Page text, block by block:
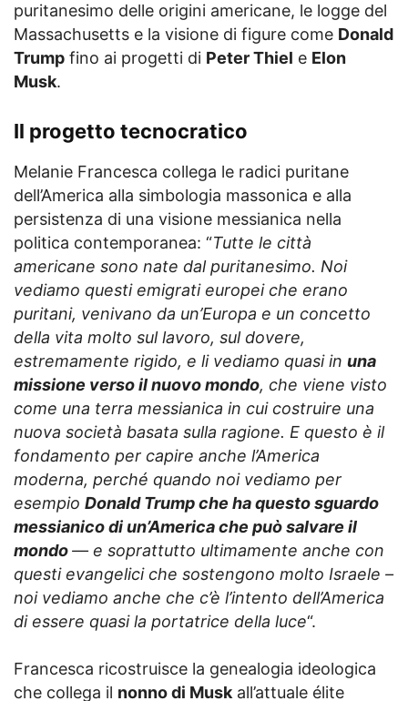
puritanesimo delle origini americane, le logge del
Massachusetts e la visione di figure come Donald
Trump fino ai progetti di Peter Thiel e Elon
Musk.
Il progetto tecnocratico
Melanie Francesca collega le radici puritane
dell’America alla simbologia massonica e alla
persistenza di una visione messianica nella
politica contemporanea: “Tutte le città
americane sono nate dal puritanesimo. Noi
vediamo questi emigrati europei che erano
puritani, venivano da un’Europa e un concetto
della vita molto sul lavoro, sul dovere,
estremamente rigido, e li vediamo quasi in una
missione verso il nuovo mondo, che viene visto
come una terra messianica in cui costruire una
nuova società basata sulla ragione. E questo è il
fondamento per capire anche l’America
moderna, perché quando noi vediamo per
esempio Donald Trump che ha questo sguardo
messianico di un’America che può salvare il
mondo— e soprattutto ultimamente anche con
questi evangelici che sostengono molto Israele –
noi vediamo anche che c’è l’intento dell’America
di essere quasi la portatrice della luce“.
Francesca ricostruisce la genealogia ideologica
che collega il nonno di Muskall’attuale élite